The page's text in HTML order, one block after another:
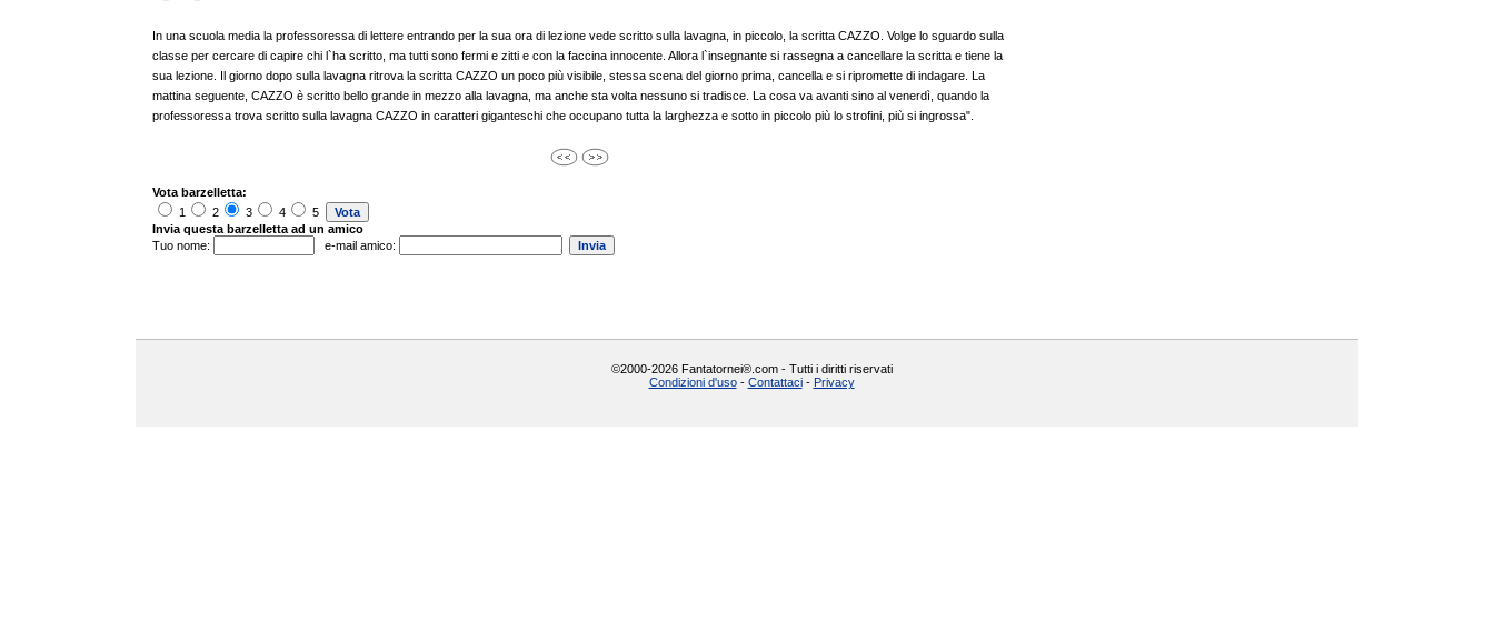
In una scuola media la professoressa di lettere entrando per la sua ora di lezione vede scritto sulla lavagna, in piccolo, la scritta CAZZO. Volge lo sguardo sulla
classe per cercare di capire chi l`ha scritto, ma tutti sono fermi e zitti e con la faccina innocente. Allora l`insegnante si rassegna a cancellare la scritta e tiene la
sua lezione. Il giorno dopo sulla lavagna ritrova la scritta CAZZO un poco più visibile, stessa scena del giorno prima, cancella e si ripromette di indagare. La
mattina seguente, CAZZO è scritto bello grande in mezzo alla lavagna, ma anche sta volta nessuno si tradisce. La cosa va avanti sino al venerdì, quando la
professoressa trova scritto sulla lavagna CAZZO in caratteri giganteschi che occupano tutta la larghezza e sotto in piccolo più lo strofini, più si ingrossa".
Vota barzelletta:
1
2 3 4
5
Invia questa barzelletta ad un amico
Tuo nome:
e-mail amico:
©2000-2026 Fantatornei®.com - Tutti i diritti riservati
Condizioni d'uso- Contattaci- Privacy